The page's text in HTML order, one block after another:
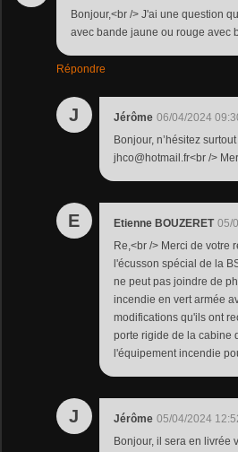
Bonjour,<br /> J'ai une question
avec bande jaune ou rouge avec
Répondre
J Jérôme 06/04/2024
Bonjour, n’hésitez
jhco@hotmail.fr<br />
E Etienne BOUZERET 05/
Re,<br /> Merci de votre
l'écusson spécial de la
ne peut pas joindre de
incendie en vert armée
modifications qu'ils ont
porte rigide de la cabine
l'équipement incendie
J Jérôme 05/04/2024
Bonjour, il sera en livrée